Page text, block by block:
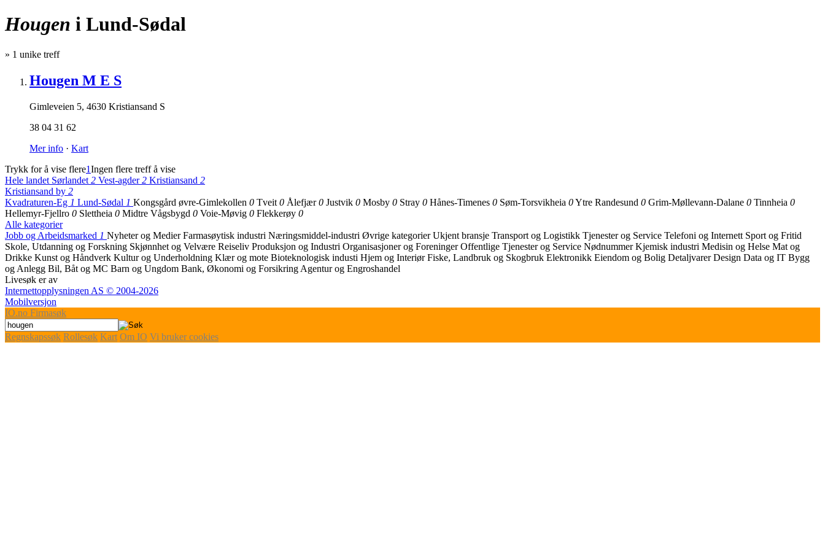
Hougen i Lund-Sødal
» 1 unike treff
Hougen M E S
Gimleveien 5, 4630 Kristiansand S
38 04 31 62
Mer info · Kart
Trykk for å vise flere1Ingen flere treff å vise
Hele landet Sørlandet 2 Vest-agder2 Kristiansand 2
Kristiansand by 2
Kvadraturen-Eg 1 Lund-Sødal 1 Kongsgård øvre-Gimlekollen 0 Tveit 0 Ålefjær0 Justvik 0 Mosby 0 Stray 0 Hånes-Timenes 0 Søm-Torsvikheia 0Ytre Randesund 0 Grim-Møllevann-Dalane 0 Tinnheia 0
Hellemyr-Fjellro 0 Slettheia 0 Midtre Vågsbygd 0 Voie-Møvig 0 Flekkerøy 0
Alle kategorier
Jobb og Arbeidsmarked 1 Nyheter og MedierFarmasøytisk industri Næringsmiddel-industri Øvrige kategorierUkjent bransje Transport og Logistikk Tjenester og Service Telefoni og Internett Sport og Fritid
Skole, Utdanning og Forskning Skjønnhet og Velvære Reiseliv Produksjon og Industri Organisasjoner og ForeningerOffentlige Tjenester og Service NødnummerKjemisk industri Medisin og Helse Mat og
Drikke Kunst og Håndverk Kultur og Underholdning Klær og mote Bioteknologisk industi Hjem og InteriørFiske, Landbruk og Skogbruk Elektronikk Eiendom og Bolig DetaljvarerDesign Data og IT Bygg
og Anlegg Bil, Båt og MC Barn og Ungdom Bank, Økonomi og Forsikring Agentur og Engroshandel
Livesøk er av
Internettopplysningen AS © 2004-2026
Mobilversjon
IO.no Firmasøk
Regnskapssøk Rollesøk Kart Om IO Vi bruker cookies